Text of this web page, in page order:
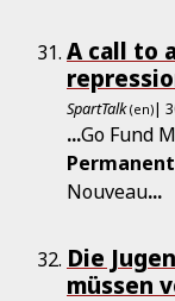
A call to
SpartTalk (en)|
...Go Fund
Nouveau...
Die
müssen